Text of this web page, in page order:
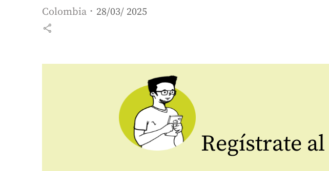
Colombia 28/03/ 2025
share
Regístrate al